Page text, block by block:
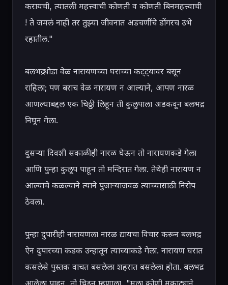
करायची, त्यातली महत्त्वाची कोणती व कोणती बिनमहत्त्वाची
! ते जमलं नाही तर तुझ्या जीवनात अडचणींचे डोंगरच उभे
रहातील."
बलभद्र थोडा वेळ नारायणच्या घराच्या कट्ट्यावर बसून
राहिला; पण बराच वेळ नारायण न आल्याने, आपण नारळ
आणल्याबद्दल एक चिठ्ठी लिहून ती कुलुपाला अडकवून बलभद्र
निघून गेला.
दुसऱ्या दिवशी सकाळीही नारळ घेऊन तो नारायणकडे गेला
आणि पुन्हा कुलूप पाहून तो मन्दिरात गेला. तेथेही नारायण न
आल्याचे कळल्याने त्याने पुजाऱ्याजवळ त्याच्यासाठी निरोप
ठेवला.
पुन्हा दुपारीही नारायणला नारळ द्यायचा विचार करून बलभद्र
ऐन दुपारच्या कडक उन्हातून त्याच्याकडे गेला. नारायण घरात
कसलेसे पुस्तक वाचत बसलेला शहरात बसलेला होता. बलभद्र
आलेला पाहून, तो चिडून म्हणाला, "मला कोणी मुकाट्याने